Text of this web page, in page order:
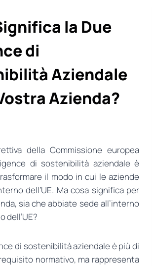
la Due
di
Aziendale
Azienda?
della Commissione europea
di sostenibilità aziendale è
il modo in cui le aziende
dell’UE. Ma cosa significa per
sia che abbiate sede all’interno
dell’UE?
di sostenibilità aziendale è più di
normativo, ma rappresenta